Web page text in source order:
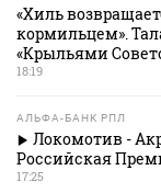
«Хиль
кормильцем».
«Крыльями
18:19
АЛЬФА-БАНК РПЛ
Локомотив -
Российская
17:25